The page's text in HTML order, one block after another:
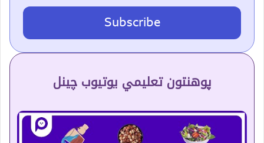
Subscribe
پوهنتون تعلیمي یوتیوب چینل